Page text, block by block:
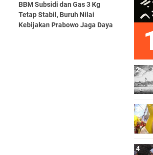
BBM Subsidi dan Gas 3 Kg
Tetap Stabil, Buruh Nilai
Kebijakan Prabowo Jaga Daya